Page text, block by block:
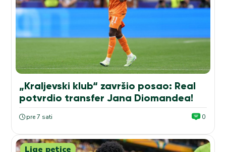
„Kraljevski klub“ završio posao: Real
potvrdio transfer Jana Diomandea!
pre 7 sati 0
Lige petice